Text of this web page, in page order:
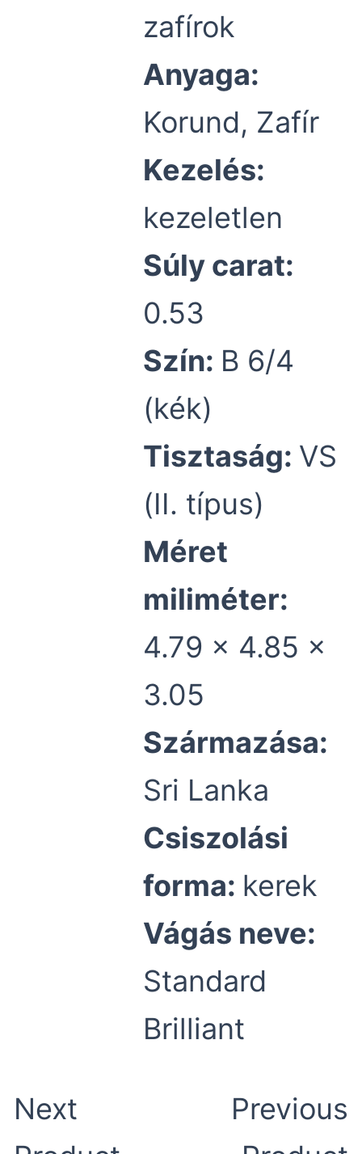
zafírok
Anyaga:
Korund, Zafír
Kezelés:
kezeletlen
Súly carat:
0.53
Szín: B 6/4
(kék)
Tisztaság: VS
(II. típus)
Méret
miliméter:
4.79 x 4.85 x
3.05
Származása:
Sri Lanka
Csiszolási
forma: kerek
Vágás neve:
Standard
Brilliant
Next
Previous